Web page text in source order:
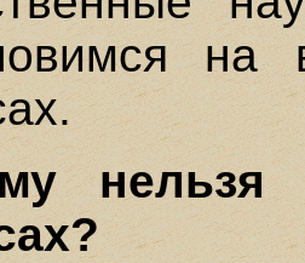
на
нельзя